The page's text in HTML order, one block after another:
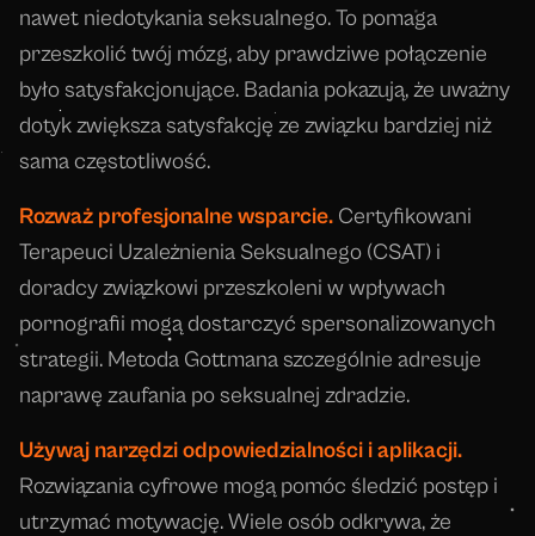
nawet niedotykania seksualnego. To pomaga
przeszkolić twój mózg, aby prawdziwe połączenie
było satysfakcjonujące. Badania pokazują, że uważny
dotyk zwiększa satysfakcję ze związku bardziej niż
sama częstotliwość.
Rozważ profesjonalne wsparcie. Certyfikowani
Terapeuci Uzależnienia Seksualnego (CSAT) i
doradcy związkowi przeszkoleni w wpływach
pornografii mogą dostarczyć spersonalizowanych
strategii. Metoda Gottmana szczególnie adresuje
naprawę zaufania po seksualnej zdradzie.
Używaj narzędzi odpowiedzialności i aplikacji.
Rozwiązania cyfrowe mogą pomóc śledzić postęp i
utrzymać motywację. Wiele osób odkrywa, że